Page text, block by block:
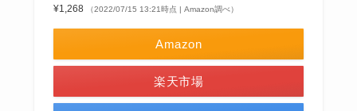
¥1,268 （2022/07/15 13:21時点 | Amazon調べ）
Amazon
楽天市場